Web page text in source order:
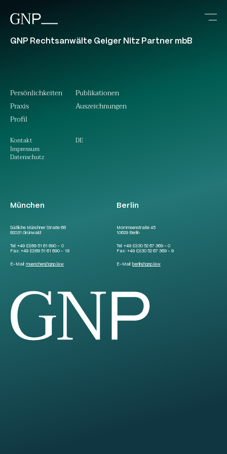
GNP Rechtsanwälte Geiger Nitz Partner mbB
München
Südliche Münchner Straße 68
82031 Grünwald
Tel:+49 (0)89 51 61 890 – 0
Fax:+49 (0)89 51 61 890 – 19
E-Mail:muenchen@gnp.law
Berlin
Mommsenstraße 45
10629 Berlin
Tel: +49 (0)30 52 67 369 – 0
Fax: +49 (0)30 52 67 369 – 9
E-Mail: berlin@gnp.law
Persönlichkeiten
Praxis
Profil
Kontakt
Impressum
Datenschutz
Publikationen
Auszeichnungen
DE